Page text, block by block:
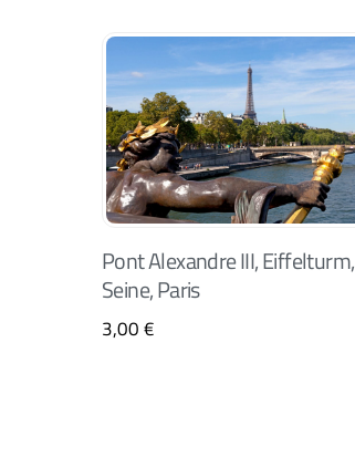
Pont Alexandre III, Eiffelturm,
Seine, Paris
3,00€